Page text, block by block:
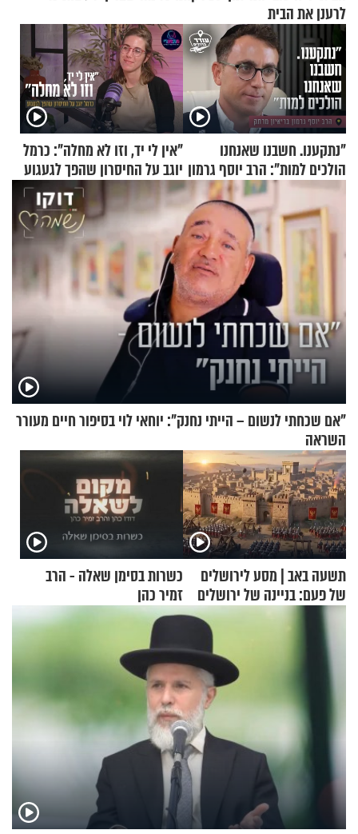
לרענן את הבית
"נתקענו. חשבנו שאנחנו
הולכים למות": הרב יוסף גרמון
בריאיון מרתק
"אין לי יד, וזו לא מחלה": כרמל
יוגב על החיסרון שהפך לגעגוע
"אם שכחתי לנשום – הייתי נחנק": יוחאי לוי בסיפור חיים מעורר
השראה
תשעה באב | מסע לירושלים
של פעם: בניינה של ירושלים
כשרות בסימן שאלה - הרב
זמיר כהן